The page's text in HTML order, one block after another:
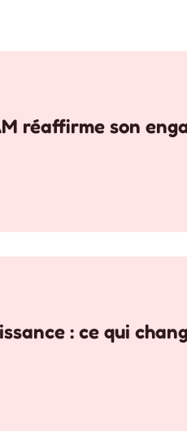
réaffirme son
: ce qui